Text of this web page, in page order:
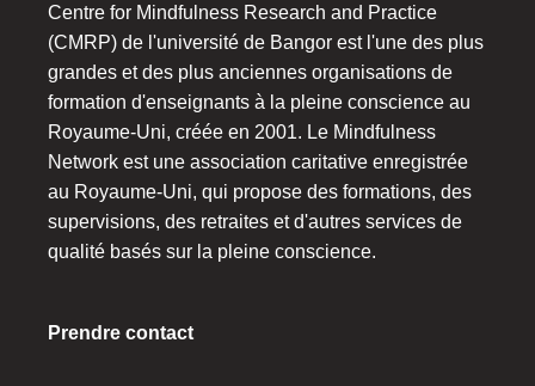
Centre for Mindfulness Research and Practice
(CMRP) de l'université de Bangor est l'une des plus
grandes et des plus anciennes organisations de
formation d'enseignants à la pleine conscience au
Royaume-Uni, créée en 2001. Le Mindfulness
Network est une association caritative enregistrée
au Royaume-Uni, qui propose des formations, des
supervisions, des retraites et d'autres services de
qualité basés sur la pleine conscience.
Prendre contact